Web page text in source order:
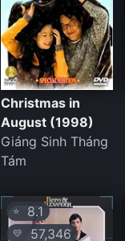
Christmas in
August (1998)
Giáng Sinh Tháng
Tám
⭐ 8.1
💛 57,346